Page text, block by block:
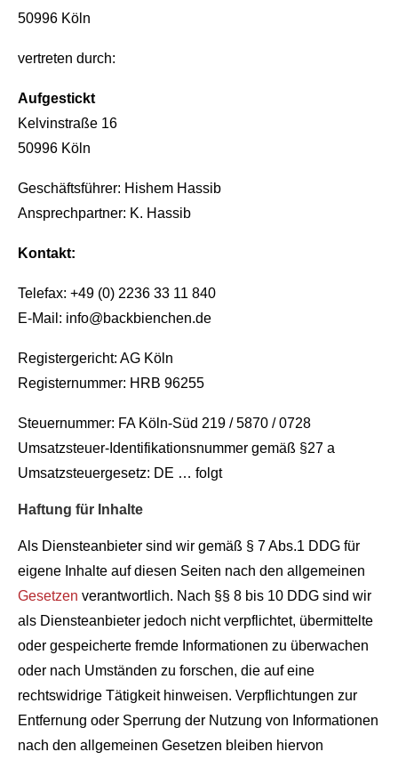
50996 Köln
vertreten durch:
Aufgestickt
Kelvinstraße 16
50996 Köln
Geschäftsführer: Hishem Hassib
Ansprechpartner: K. Hassib
Kontakt:
Telefax: +49 (0) 2236 33 11 840
E-Mail: info@backbienchen.de
Registergericht: AG Köln
Registernummer: HRB 96255
Steuernummer: FA Köln-Süd 219 / 5870 / 0728
Umsatzsteuer-Identifikationsnummer gemäß §27 a
Umsatzsteuergesetz: DE … folgt
Haftung für Inhalte
Als Diensteanbieter sind wir gemäß § 7 Abs.1 DDG für
eigene Inhalte auf diesen Seiten nach den allgemeinen
Gesetzen verantwortlich. Nach §§ 8 bis 10 DDG sind wir
als Diensteanbieter jedoch nicht verpflichtet, übermittelte
oder gespeicherte fremde Informationen zu überwachen
oder nach Umständen zu forschen, die auf eine
rechtswidrige Tätigkeit hinweisen. Verpflichtungen zur
Entfernung oder Sperrung der Nutzung von Informationen
nach den allgemeinen Gesetzen bleiben hiervon